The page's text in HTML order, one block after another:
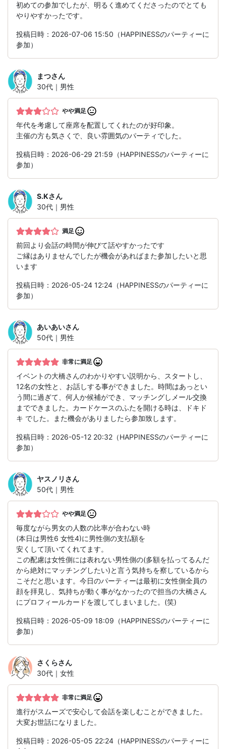
初めての参加でしたが、明るく進めてくださったのでとても
やりやすかったです。
投稿日時：2026-07-06 15:50（HAPPINESSのパーティーに
参加）
まつさん
30代｜男性
やや満足
年代を考慮して座席を配置してくれたのが好印象。
主催の方も気さくで、良い雰囲気のパーティでした。
投稿日時：2026-06-29 21:59（HAPPINESSのパーティーに
参加）
S.Kさん
30代｜男性
満足
前回より会話の時間が伸びて話やすかったです
ご縁はありませんでしたが機会があればまた参加したいと思
います
投稿日時：2026-05-24 12:24（HAPPINESSのパーティーに
参加）
あいあいさん
50代｜男性
非常に満足
イベントの大橋さんのわかりやすい説明から、スタートし、
12名の女性と、お話しする事ができました。時間はあっとい
う間に過ぎて、何人か候補ができ、マッチングしメール交換
までできました。カードケースのふたを開ける時は、ドキド
キ でした。また機会がありましたら参加致します。
投稿日時：2026-05-12 20:32（HAPPINESSのパーティーに
参加）
ヤスノリ さん
50代｜男性
やや満足
毎度ながら男女の人数の比率が合わない時
(本日は男性6 女性4)に男性側の支払額を
安くして頂いてくれてます。
この配慮は女性側には表れない男性側の(多額を払ってるんだ
から絶対にマッチングしたい)と言う気持ちを察しているから
こそだと思います。今日のパーティーは最初に女性側全員の
顔を拝見し、気持ちが動く事がなかったので担当の大橋さん
にプロフィールカードを渡してしまいました。(笑)
投稿日時：2026-05-09 18:09（HAPPINESSのパーティーに
参加）
さくらさん
30代｜女性
非常に満足
進行がスムーズで安心して会話を楽しむことができました。
大変お世話になりました。
投稿日時：2026-05-05 22:24（HAPPINESSのパーティーに